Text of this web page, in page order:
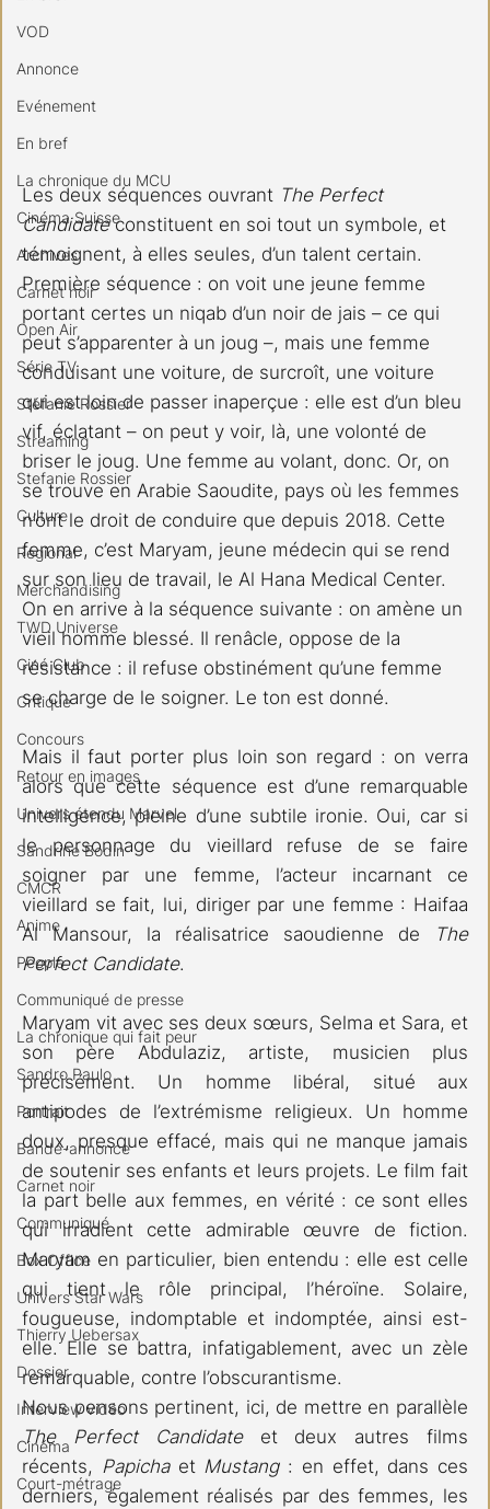
VOD
Annonce
Evénement
En bref
La chronique du MCU
Cinéma Suisse
Archives
Carnet noir
Open Air
Série TV
Stéfanie Rossier
Streaming
Stefanie Rossier
Culture
Régional
Merchandising
TWD Universe
Ciné Club
Critique
Concours
Retour en images
Univers étendu Marvel
Sandrine Bodin
CMCR
Anime
People
Communiqué de presse
La chronique qui fait peur
Sandro Paulo
Portrait
Bande-annonce
Carnet noir
Communiqué
Box Office
Univers Star Wars
Thierry Uebersax
Dossier
Interview vidéo
Cinéma
Court-métrage
Les deux séquences ouvrant The Perfect
Candidate constituent en soi tout un symbole, et
témoignent, à elles seules, d’un talent certain.
Première séquence : on voit une jeune femme
portant certes un niqab d’un noir de jais – ce qui
peut s’apparenter à un joug –, mais une femme
conduisant une voiture, de surcroît, une voiture
qui est loin de passer inaperçue : elle est d’un bleu
vif, éclatant – on peut y voir, là, une volonté de
briser le joug. Une femme au volant, donc. Or, on
se trouve en Arabie Saoudite, pays où les femmes
n’ont le droit de conduire que depuis 2018. Cette
femme, c’est Maryam, jeune médecin qui se rend
sur son lieu de travail, le Al Hana Medical Center.
On en arrive à la séquence suivante : on amène un
vieil homme blessé. Il renâcle, oppose de la
résistance : il refuse obstinément qu’une femme
se charge de le soigner. Le ton est donné.
Mais il faut porter plus loin son regard : on verra
alors que cette séquence est d’une remarquable
intelligence, pleine d’une subtile ironie. Oui, car si
le personnage du vieillard refuse de se faire
soigner par une femme, l’acteur incarnant ce
vieillard se fait, lui, diriger par une femme : Haifaa
Al Mansour, la réalisatrice saoudienne de
The
Perfect Candidate.
Maryam vit avec ses deux sœurs, Selma et Sara, et
son père Abdulaziz, artiste, musicien plus
précisément. Un homme libéral, situé aux
antipodes de l’extrémisme religieux. Un homme
doux, presque effacé, mais qui ne manque jamais
de soutenir ses enfants et leurs projets. Le film fait
la part belle aux femmes, en vérité : ce sont elles
qui irradient cette admirable œuvre de fiction.
Maryam en particulier, bien entendu : elle est celle
qui tient le rôle principal, l’héroïne. Solaire,
fougueuse, indomptable et indomptée, ainsi est-
elle. Elle se battra, infatigablement, avec un zèle
remarquable, contre l’obscurantisme.
The Perfect Candidate et deux autres films
récents, Papicha et Mustang : en effet, dans ces
derniers, également réalisés par des femmes, les